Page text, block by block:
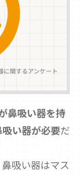
鼻吸い器を持
い器が必要だ
吸い器はマス